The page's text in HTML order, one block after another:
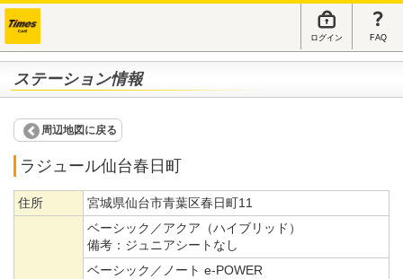
ログイン FAQ
ステーション情報
周辺地図に戻る
ラジュール仙台春日町
住所 宮城県仙台市青葉区春日町11
ベーシック／アクア（ハイブリッド）
備考： ジュニアシートなし
ベーシック／ノート e-POWER